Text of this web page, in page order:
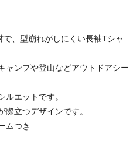
、型崩れがしにくい長袖Tシャ
ャンプや登山などアウトドアシー
エットです。
立つデザインです。
ムつき